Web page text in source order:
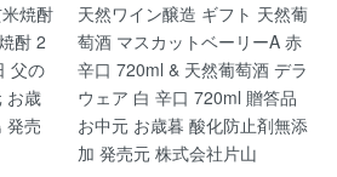
焼酎
酎 2
父の
お歳
発売
天然ワイン醸造 ギフト 天然葡
萄酒 マスカットベーリーA 赤
辛口 720ml & 天然葡萄酒 デラ
ウェア 白 辛口 720ml 贈答品
お中元 お歳暮 酸化防止剤無添
加 発売元 株式会社片山